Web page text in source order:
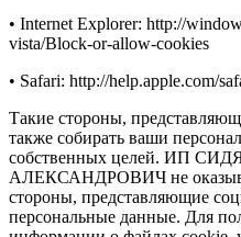
• Internet Explorer: http://
vista/Block-or-allow-cookies
• Safari: http://help.apple.com/
Такие стороны,
также собирать ваши
собственных целей. ИП
АЛЕКСАНДРОВИЧ не
стороны, представляющие
персональные данные. Для